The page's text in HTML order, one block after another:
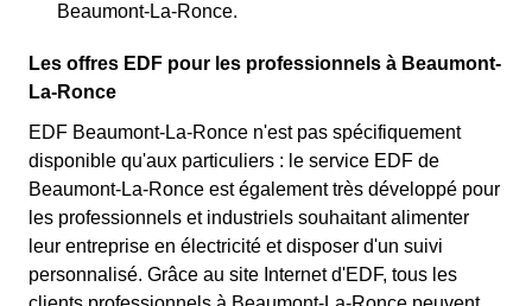
Beaumont-La-Ronce.
Les offres EDF pour les professionnels à Beaumont-
La-Ronce
EDF Beaumont-La-Ronce n'est pas spécifiquement
disponible qu'aux particuliers : le service EDF de
Beaumont-La-Ronce est également très développé pour
les professionnels et industriels souhaitant alimenter
leur entreprise en électricité et disposer d'un suivi
personnalisé. Grâce au site Internet d'EDF, tous les